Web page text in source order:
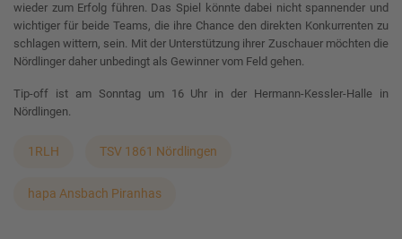
wieder zum Erfolg führen. Das Spiel könnte dabei nicht spannender und
wichtiger für beide Teams, die ihre Chance den direkten Konkurrenten zu
schlagen wittern, sein. Mit der Unterstützung ihrer Zuschauer möchten die
Nördlinger daher unbedingt als Gewinner vom Feld gehen.
Tip-off ist am Sonntag um 16 Uhr in der Hermann-Kessler-Halle in
Nördlingen.
1RLH TSV 1861 Nördlingen
hapa Ansbach Piranhas